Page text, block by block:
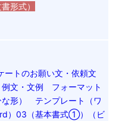
形式）
ートのお願い文・依頼文
例文・文例 フォーマット
な形） テンプレート（ワ
）03（基本書式①）（ビ